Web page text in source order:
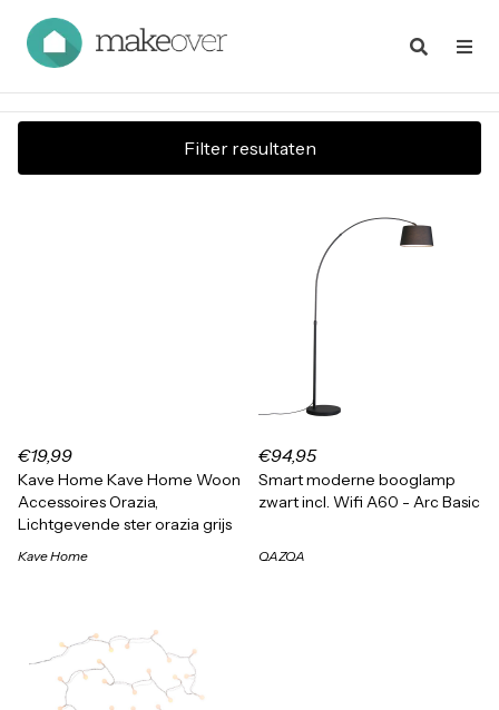
Filter resultaten
€19,99
Kave Home Kave Home Woon
Accessoires Orazia,
Lichtgevende ster orazia grijs
Kave Home
€94,95
Smart moderne booglamp
zwart incl. Wifi A60 - Arc Basic
QAZQA